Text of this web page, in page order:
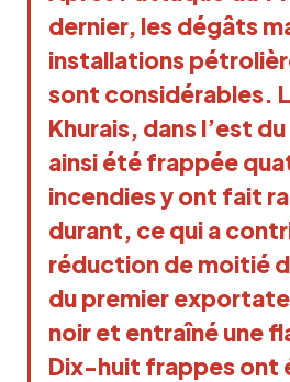
dernier, les dégâts
installations
sont considérables.
Khurais, dans l’est
ainsi été frappée
incendies y ont fait
durant, ce qui a
réduction de moitié
du premier
noir et entraîné une
Dix-huit frappes ont